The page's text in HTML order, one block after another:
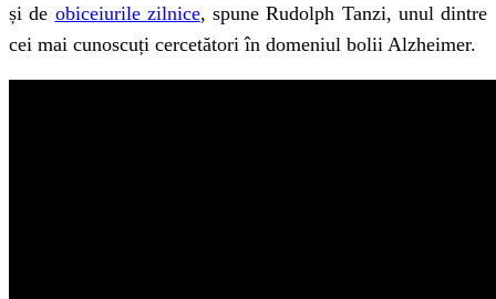
și de obiceiurile zilnice, spune Rudolph Tanzi, unul dintre
cei mai cunoscuți cercetători în domeniul bolii Alzheimer.